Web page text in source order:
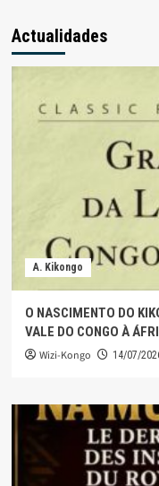
Actualidades
A. Kikongo
O NASCIMENTO DO
VALE DO CONGO À
Wizi-Kongo 14/07/